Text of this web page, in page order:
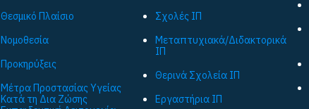
Θεσμικό Πλαίσιο
Νομοθεσία
Προκηρύξεις
Μέτρα Προστασίας Υγείας
Κατά τη Δια Ζώσης
Σχολές ΙΠ
Μεταπτυχιακά/Διδακτορικά
ΙΠ
Θερινά Σχολεία ΙΠ
Εργαστήρια ΙΠ